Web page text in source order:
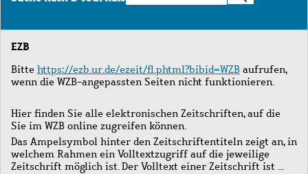
nach
Journals
EZB
Bitte https://ezb.ur.de/ezeit/fl.phtml?bibid=WZB aufrufen,
wenn die WZB-angepassten Seiten nicht funktionieren.
Hier finden Sie alle elektronischen Zeitschriften, auf die
Sie im WZB online zugreifen können.
Das Ampelsymbol hinter den Zeitschriftentiteln zeigt an, in
welchem Rahmen ein Volltextzugriff auf die jeweilige
Zeitschrift möglich ist. Der Volltext einer Zeitschrift ist …